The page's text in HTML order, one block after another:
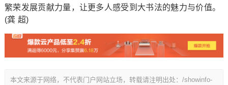
繁荣发展贡献力量，让更多人感受到大书法的魅力与价值。
(龚 超)
本文来源于网络，不代表门户网站立场，转载请注明出处：/showinfo-